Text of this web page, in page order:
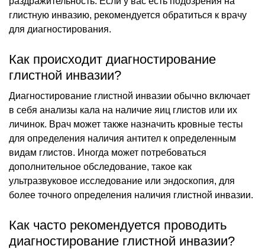
глистную инвазию, рекомендуется обратиться к врачу
для диагностирования.
Как происходит диагностирование
глистной инвазии?
Диагностирование глистной инвазии обычно включает
в себя анализы кала на наличие яиц глистов или их
личинок. Врач может также назначить кровные тесты
для определения наличия антител к определенным
видам глистов. Иногда может потребоваться
дополнительное обследование, такое как
ультразвуковое исследование или эндоскопия, для
более точного определения наличия глистной инвазии.
Как часто рекомендуется проводить
диагностирование глистной инвазии?